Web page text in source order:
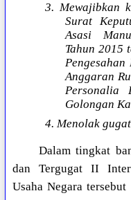
3. Mewajibkan
Surat
Asasi
Tahun 2015
Anggaran
Personalia
Golongan
4. Menolak
Dalam tingkat
dan Tergugat II
Usaha Negara